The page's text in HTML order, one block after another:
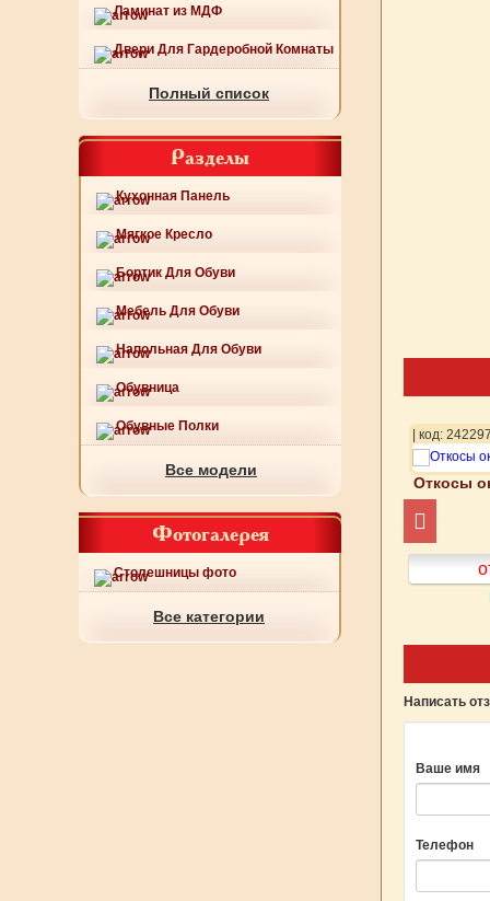
Ламинат из МДФ
Двери Для Гардеробной Комнаты
Полный список
Разделы
Кухонная Панель
Мягкое Кресло
Бортик Для Обуви
Мебель Для Обуви
Напольная Для Обуви
Обувница
Обувные Полки
Все модели
Фотогалерея
Столешницы фото
Все категории
арт 263-279
| код: 242321
Откосы оконные арт 263-280
| код: 242297
Откосы
Написать
Ваше имя
Телефон